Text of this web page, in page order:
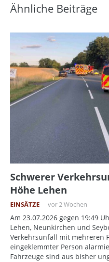
Ähnliche Beiträge
Schwerer
Höhe Lehen
EINSÄTZE vor 2 Wochen
Am 23.07.2026 gegen 19:49
Lehen, Neunkirchen und
Verkehrsunfall mit mehreren
eingeklemmter Person
Fahrzeuge sind aus bisher